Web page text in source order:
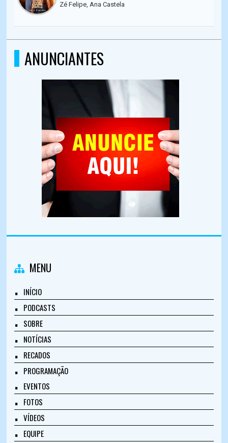
Zé Felipe, Ana Castela
ANUNCIANTES
MENU
INÍCIO
PODCASTS
SOBRE
NOTÍCIAS
RECADOS
PROGRAMAÇÃO
EVENTOS
FOTOS
VÍDEOS
EQUIPE